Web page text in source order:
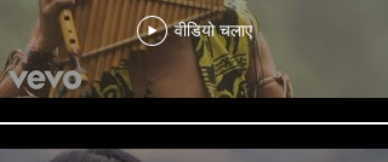
वीडियो चलाए